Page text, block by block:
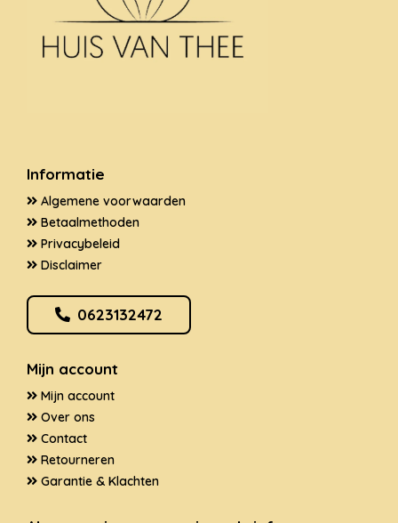
Informatie
Algemene voorwaarden
Betaalmethoden
Privacybeleid
Disclaimer
0623132472
Mijn account
Mijn account
Over ons
Contact
Retourneren
Garantie & Klachten